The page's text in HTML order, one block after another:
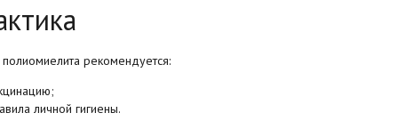
рекомендуется:
личной гигиены.